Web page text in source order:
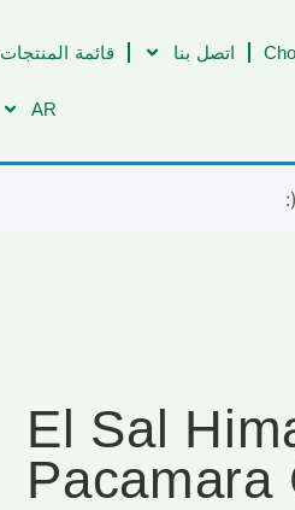
اتصل بنا قائمة المنتجات
AR
[092] El Sal
Pacamara